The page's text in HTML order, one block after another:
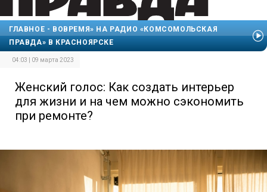
ГЛАВНОЕ - ВОВРЕМЯ» НА РАДИО «КОМСОМОЛЬСКАЯ
ПРАВДА» В КРАСНОЯРСКЕ
04:03 | 09 марта 2023
Женский голос: Как создать интерьер
для жизни и на чем можно сэкономить
при ремонте?